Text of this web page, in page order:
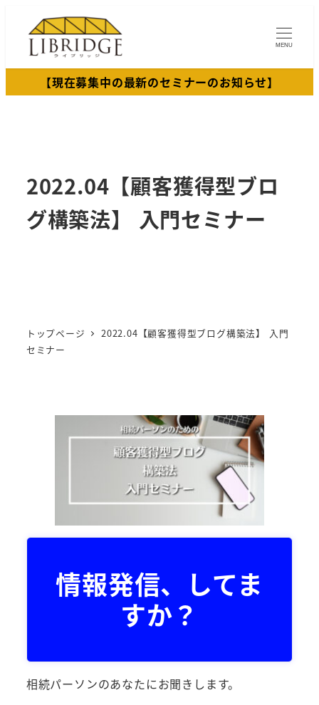
ン
MENU
【現在募集中の最新のセミナーのお知らせ】
2022.04【顧客獲得型ブロ
グ構築法】 入門セミナー
トップページ
2022.04【顧客獲得型ブログ構築法】 入門
セミナー
情報発信、してま
すか？
相続パーソンのあなたにお聞きします。